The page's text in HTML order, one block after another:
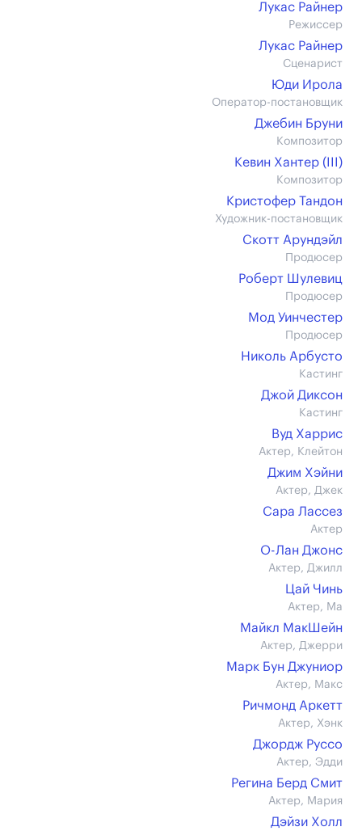
Лукас Райнер
Режиссер
Лукас Райнер
Сценарист
Юди Ирола
Оператор-постановщик
Джебин Бруни
Композитор
Кевин Хантер (III)
Композитор
Кристофер Тандон
Художник-постановщик
Скотт Арундэйл
Продюсер
Роберт Шулевиц
Продюсер
Мод Уинчестер
Продюсер
Николь Арбусто
Кастинг
Джой Диксон
Кастинг
Вуд Харрис
Актер, Клейтон
Джим Хэйни
Актер, Джек
Сара Лассез
Актер
О-Лан Джонс
Актер, Джилл
Цай Чинь
Актер, Ма
Майкл МакШейн
Актер, Джерри
Марк Бун Джуниор
Актер, Макс
Ричмонд Аркетт
Актер, Хэнк
Джордж Руссо
Актер, Эдди
Регина Берд Смит
Актер, Мария
Дэйзи Холл